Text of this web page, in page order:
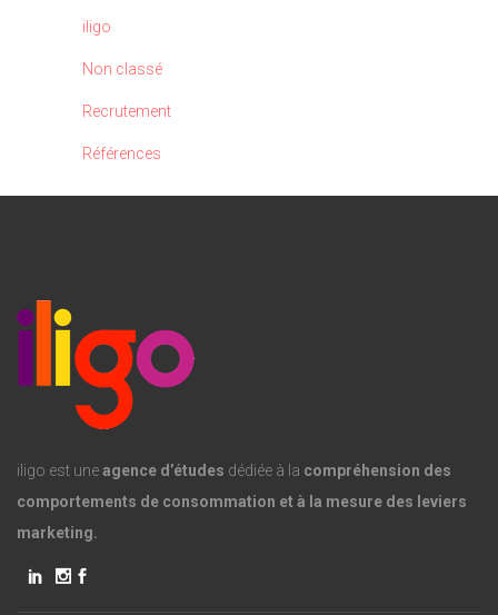
iligo
Non classé
Recrutement
Références
iligo est uneagence d’études dédiée à la compréhension des
comportements de consommation et à la mesure des leviers
marketing.